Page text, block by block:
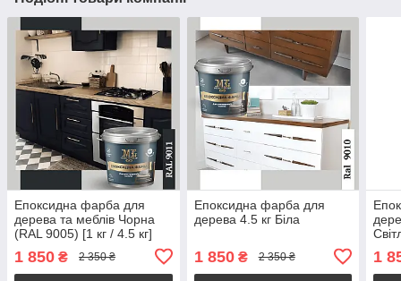
Епоксидна фарба для
дерева та меблів Чорна
(RAL 9005) [1 кг / 4.5 кг]
1 850 ₴ 2 350 ₴
Епоксидна фарба для
дерева 4.5 кг Біла
1 850₴ 2 350 ₴ 1